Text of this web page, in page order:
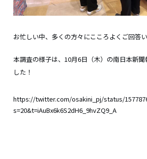
お忙しい中、多くの方々にこころよくご回答
本調査の様子は、10月6日（木）の南日本新
した！
https://twitter.com/osakini_pj/status/
s=20&t=iAuBx6k6S2dH6_9hvZQ9_A